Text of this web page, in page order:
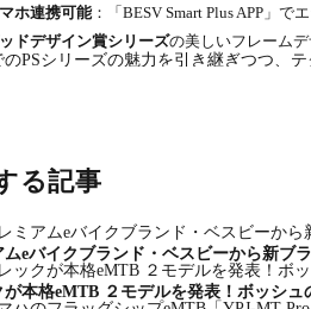
ホ連携可能：「BESV Smart Plus APP」で
ドデザイン賞シリーズの美しいフレームデ
のPSシリーズの魅力を引き継ぎつつ、
：19.6kg
テリー：36.3V×10.5Ah／382Wh
ページ：https://besv.jp/products/psa2/
る記事
ムeバイクブランド・ベスビーから新ブ
が本格eMTB ２モデルを発表！ボッシ